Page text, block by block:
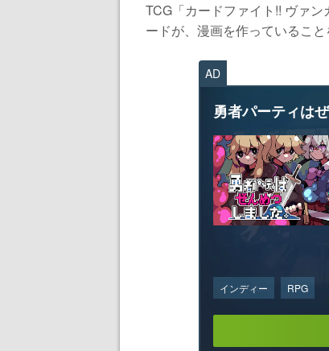
TCG「カードファイト!! ヴァ
ードが、漫画を作っているこ
AD
勇者パーティは
インディー RPG